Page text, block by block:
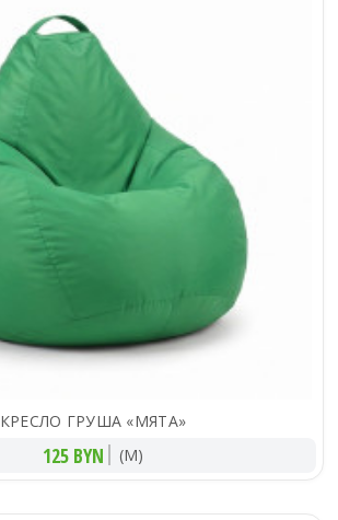
КРЕСЛО ГРУША «МЯТА»
125 BYN (M)